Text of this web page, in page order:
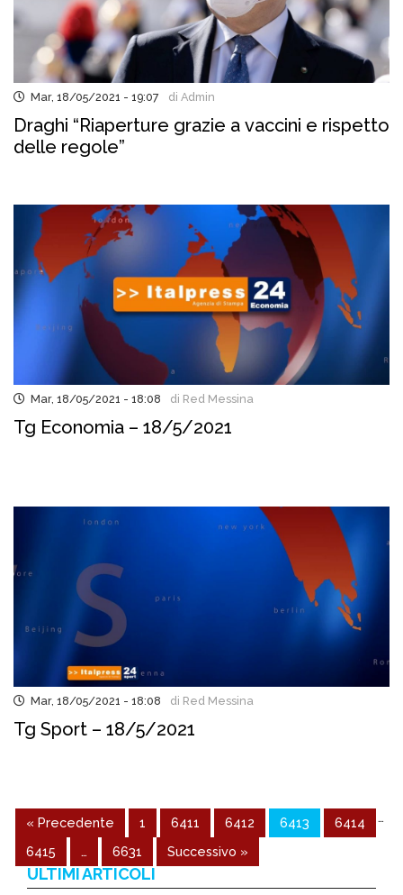
Mar, 18/05/2021 - 19:07 di Admin
Draghi “Riaperture grazie a vaccini e rispetto
delle regole”
Mar, 18/05/2021 - 18:08 di Red Messina
Tg Economia – 18/5/2021
Mar, 18/05/2021 - 18:08 di Red Messina
Tg Sport – 18/5/2021
« Precedente 1 …
6411 6412 6413
6414
6415
… 6631 Successivo »
ULTIMI ARTICOLI